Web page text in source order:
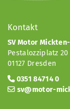
Kontakt
SV Motor
Pestalozziplatz 20
01127 Dresden
0351 84714 0
sv@motor-